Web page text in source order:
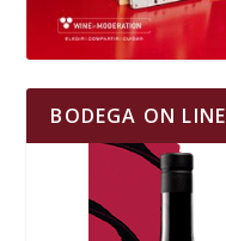
BODEGA ON LINE